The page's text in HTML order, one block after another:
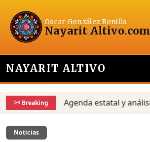
Oscar González Bonilla
Nayarit Altivo
NAYARIT ALTIVO
BreakingAgenda estatal y análisis
Noticias